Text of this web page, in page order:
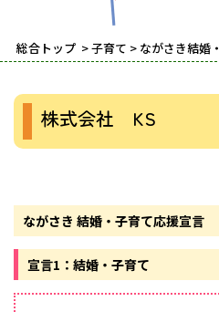
総合トップ >子育て > ながさき結婚
株式会社 KS
ながさき 結婚・子育て応援宣言
宣言1：結婚・子育て